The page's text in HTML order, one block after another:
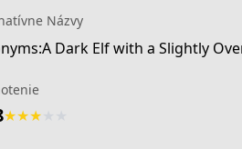
Názvy
Dark Elf with a Slightly
★★★